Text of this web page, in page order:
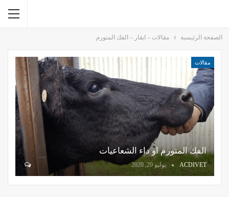
الصفحة الرئيسية مقالات – ابقار – الفك المتورم
مقالات
الفك المتورم او داء الشعاعيات
ACDIVET يوليو 20, 2020